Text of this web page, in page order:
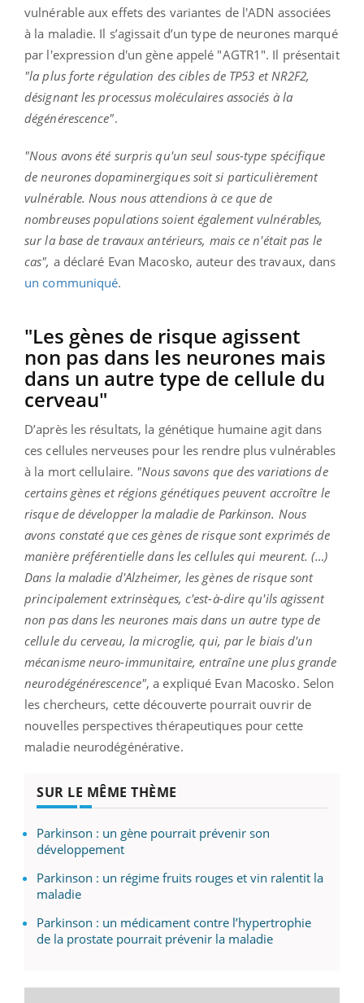
vulnérable aux effets des variantes de l'ADN associées
à la maladie. Il s’agissait d’un type de neurones marqué
par l'expression d'un gène appelé "AGTR1". Il présentait
"la plus forte régulation des cibles de TP53 et NR2F2,
désignant les processus moléculaires associés à la
dégénérescence".
"Nous avons été surpris qu'un seul sous-type spécifique
de neurones dopaminergiques soit si particulièrement
vulnérable. Nous nous attendions à ce que de
nombreuses populations soient également vulnérables,
sur la base de travaux antérieurs, mais ce n'était pas le
cas", a déclaré Evan Macosko, auteur des travaux, dans
un communiqué.
"Les gènes de risque agissent
non pas dans les neurones mais
dans un autre type de cellule du
cerveau"
D’après les résultats, la génétique humaine agit dans
ces cellules nerveuses pour les rendre plus vulnérables
à la mort cellulaire. "Nous savons que des variations de
certains gènes et régions génétiques peuvent accroître le
risque de développer la maladie de Parkinson. Nous
avons constaté que ces gènes de risque sont exprimés de
manière préférentielle dans les cellules qui meurent. (…)
Dans la maladie d'Alzheimer, les gènes de risque sont
principalement extrinsèques, c'est-à-dire qu'ils agissent
non pas dans les neurones mais dans un autre type de
cellule du cerveau, la microglie, qui, par le biais d'un
mécanisme neuro-immunitaire, entraîne une plus grande
neurodégénérescence", a expliqué Evan Macosko. Selon
les chercheurs, cette découverte pourrait ouvrir de
nouvelles perspectives thérapeutiques pour cette
maladie neurodégénérative.
SUR LE MÊME THÈME
Parkinson : un gène pourrait prévenir son
développement
Parkinson : un régime fruits rouges et vin ralentit la
maladie
Parkinson : un médicament contre l’hypertrophie
de la prostate pourrait prévenir la maladie